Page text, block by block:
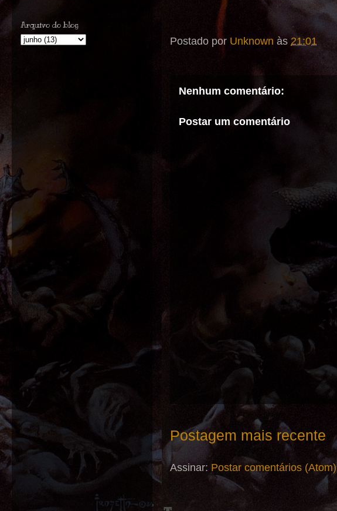
Postado por Unknown às 21:01
Nenhum comentário:
Postar um comentário
Postagem mais recente
Assinar: Postar comentários (Atom)
Arquivo do blog